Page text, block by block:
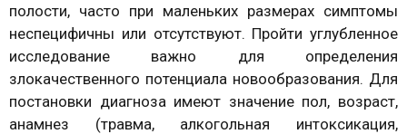
полости, часто при маленьких размерах симптомы
неспецифичны или отсутствуют. Пройти углубленное
исследование важно для определения
злокачественного потенциала новообразования. Для
постановки диагноза имеют значение пол, возраст,
анамнез (травма, алкогольная интоксикация,